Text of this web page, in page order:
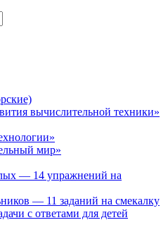
вычислительной техники»
мир»
— 14 упражнений на
— 11 заданий на смекалку
с ответами для детей